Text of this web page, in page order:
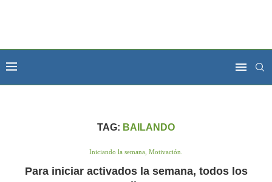
TAG: BAILANDO
Iniciando la semana, Motivación.
Para iniciar activados la semana, todos los